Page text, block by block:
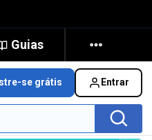
Guias
se grátis Entrar